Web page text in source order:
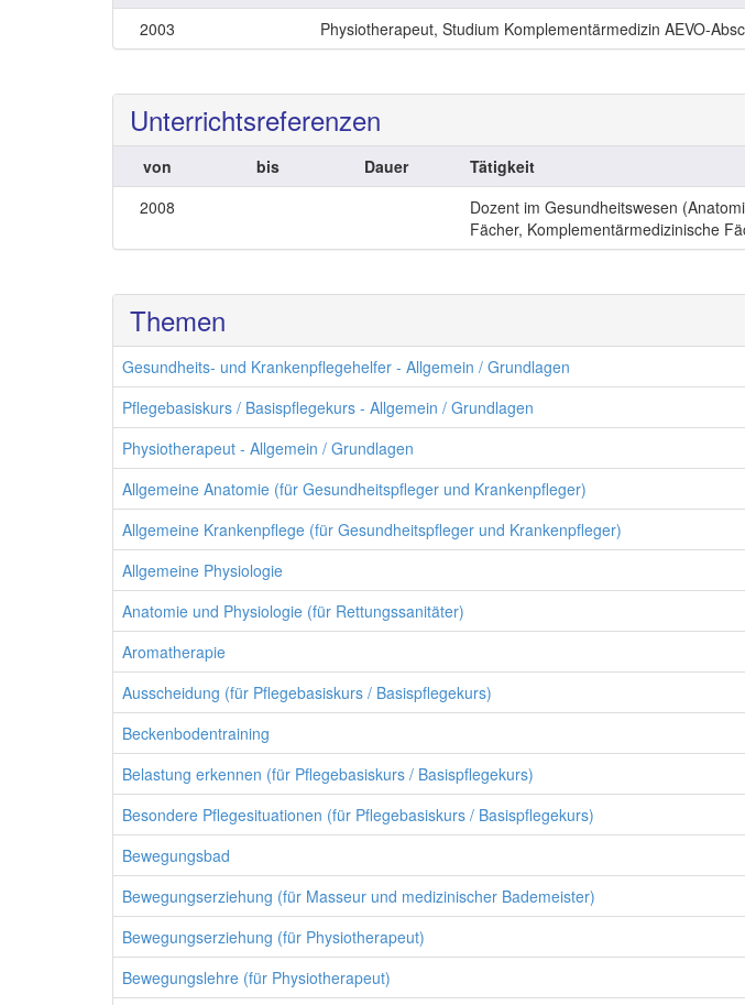
2003
Physiotherapeut, Studium Komplementärmedizin AEVO-
Unterrichtsreferenzen
von bis Dauer Tätigkeit
2008
Dozent im Gesundheitswesen
Fächer, Komplementärmedizinische
Themen
Gesundheits- und Krankenpflegehelfer - Allgemein / Grundlagen
Pflegebasiskurs / Basispflegekurs - Allgemein / Grundlagen
Physiotherapeut - Allgemein / Grundlagen
Allgemeine Anatomie (für Gesundheitspfleger und Krankenpfleger)
Allgemeine Krankenpflege (für Gesundheitspfleger und Krankenpfleger)
Allgemeine Physiologie
Anatomie und Physiologie (für Rettungssanitäter)
Aromatherapie
Ausscheidung (für Pflegebasiskurs / Basispflegekurs)
Beckenbodentraining
Belastung erkennen (für Pflegebasiskurs / Basispflegekurs)
Besondere Pflegesituationen (für Pflegebasiskurs / Basispflegekurs)
Bewegungsbad
Bewegungserziehung (für Masseur und medizinischer Bademeister)
Bewegungserziehung (für Physiotherapeut)
Bewegungslehre (für Physiotherapeut)